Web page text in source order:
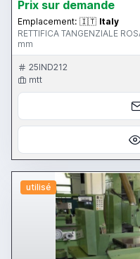
Prix ​​sur demande
Emplacement: 🇮🇹 Italy
RETTIFICA TANGENZIALE
mm
25IND212
mtt
utilisé